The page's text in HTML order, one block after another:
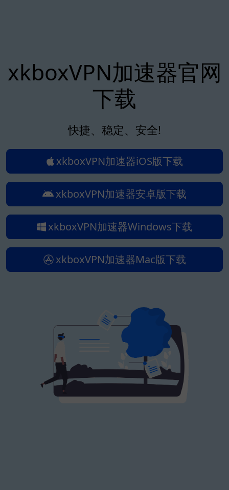
xkboxVPN加速器官网
下载
快捷、稳定、安全!
xkboxVPN加速器iOS版下载
xkboxVPN加速器安卓版下载
xkboxVPN加速器Windows下载
xkboxVPN加速器Mac版下载